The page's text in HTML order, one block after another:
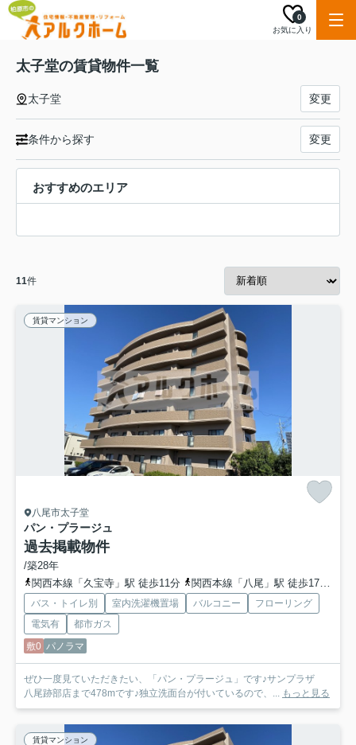
お気に入り
0
太子堂の賃貸物件一覧
太子堂 変更
条件から探す 変更
おすすめのエリア
11件
賃貸マンション
八尾市太子堂
パン・プラージュ
過去掲載物件
/築28年
関西本線「久宝寺」駅 徒歩11分
関西本線「八尾」駅 徒歩17分
バス・トイレ別 室内洗濯機置場 バルコニー
フローリング
電気有
都市ガス
敷0 パノラマ
ぜひ一度見ていただきたい、「パン・プラージュ」です♪サンプラザ
八尾跡部店まで478mです♪独立洗面台が付いているので、... もっと見る
賃貸マンション